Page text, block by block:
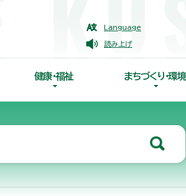
Language
読み上げ
健康・福祉 まちづくり・環境